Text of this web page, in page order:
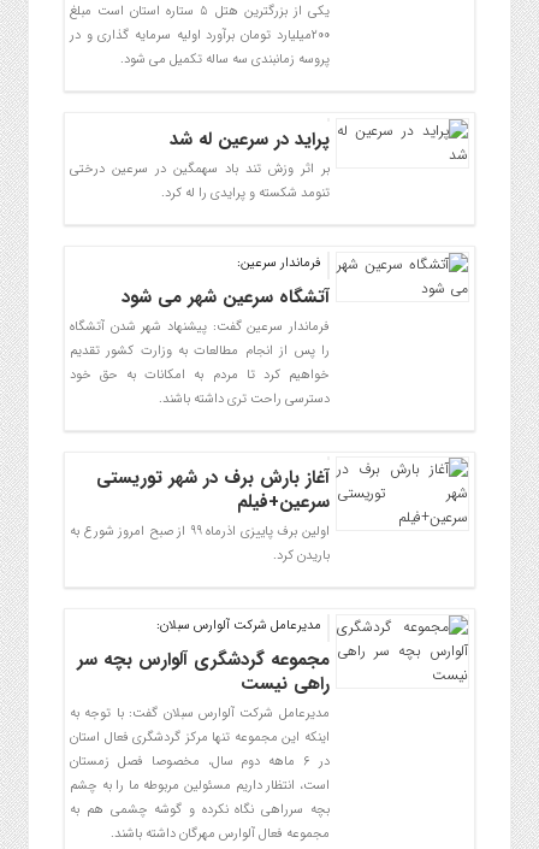
یکی از بزرگترین هتل ۵ ستاره استان است مبلغ
۲۰۰میلیارد تومان برآورد اولیه سرمایه گذاری و در
پروسه زمانبندی سه ساله تکمیل می شود.
پراید در سرعین له شد
بر اثر وزش تند باد سهمگین در سرعین درختی
تنومد شکسته و پرایدی را له کرد.
فرماندار سرعین:
آتشگاه سرعین شهر می شود
فرماندار سرعین گفت: پیشنهاد شهر شدن آتشگاه
را پس از انجام مطالعات به وزارت کشور تقدیم
خواهیم کرد تا مردم به امکانات به حق خود
دسترسی راحت تری داشته باشند.
آغاز بارش برف در شهر توریستی
سرعین+فیلم
اولین برف پاییزی اذرماه 99 از صبح امروز شورع به
باریدن کرد.
مدیرعامل شرکت آلوارس سبلان:
مجموعه گردشگری آلوارس بچه سر
راهی نیست
مدیرعامل شرکت آلوارس سبلان گفت: با توجه به
اینکه این مجموعه تنها مرکز گردشگری فعال استان
در ۶ ماهه دوم سال، مخصوصا فصل زمستان
است، انتظار داریم مسئولین مربوطه ما را به چشم
بچه سرراهی نگاه نکرده و گوشه چشمی هم به
مجموعه فعال آلوارس مهرگان داشته باشند.